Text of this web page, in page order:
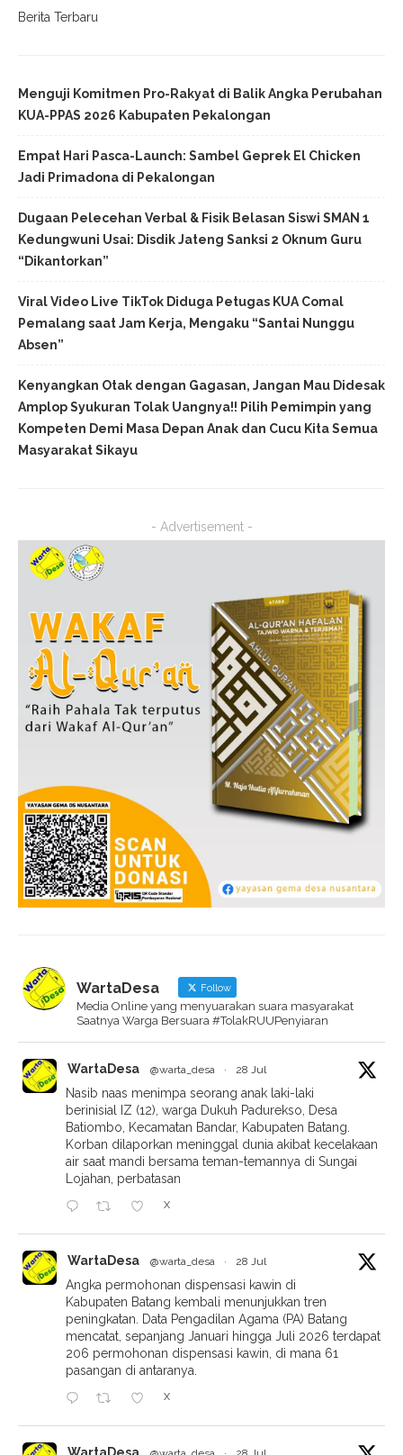
Berita Terbaru
Menguji Komitmen Pro-Rakyat di Balik Angka Perubahan
KUA-PPAS 2026 Kabupaten Pekalongan
Empat Hari Pasca-Launch: Sambel Geprek El Chicken
Jadi Primadona di Pekalongan
Dugaan Pelecehan Verbal & Fisik Belasan Siswi SMAN 1
Kedungwuni Usai: Disdik Jateng Sanksi 2 Oknum Guru
“Dikantorkan”
Viral Video Live TikTok Diduga Petugas KUA Comal
Pemalang saat Jam Kerja, Mengaku “Santai Nunggu
Absen”
Kenyangkan Otak dengan Gagasan, Jangan Mau Didesak
Amplop Syukuran Tolak Uangnya!! Pilih Pemimpin yang
Kompeten Demi Masa Depan Anak dan Cucu Kita Semua
Masyarakat Sikayu
- Advertisement -
WartaDesa Follow
Media Online yang menyuarakan suara masyarakat
Saatnya Warga Bersuara #TolakRUUPenyiaran
WartaDesa @warta_desa · 28 Jul
Nasib naas menimpa seorang anak laki-laki
berinisial IZ (12), warga Dukuh Padurekso, Desa
Batiombo, Kecamatan Bandar, Kabupaten Batang.
Korban dilaporkan meninggal dunia akibat kecelakaan
air saat mandi bersama teman-temannya di Sungai
Lojahan, perbatasan
X
WartaDesa @warta_desa · 28 Jul
Angka permohonan dispensasi kawin di
Kabupaten Batang kembali menunjukkan tren
peningkatan. Data Pengadilan Agama (PA) Batang
mencatat, sepanjang Januari hingga Juli 2026 terdapat
206 permohonan dispensasi kawin, di mana 61
pasangan di antaranya.
X
WartaDesa